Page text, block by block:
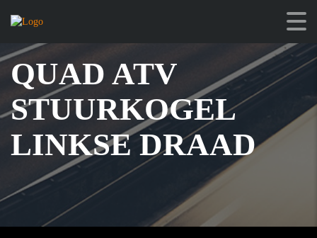
QUAD ATV
STUURKOGEL
LINKSE DRAAD